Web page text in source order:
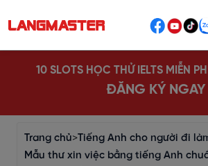
10 SLOTS HỌC THỬ IELTS MIỄN
ĐĂNG KÝ NGAY
Trang chủ>Tiếng Anh cho người đi
Mẫu thư xin việc bằng tiếng Anh